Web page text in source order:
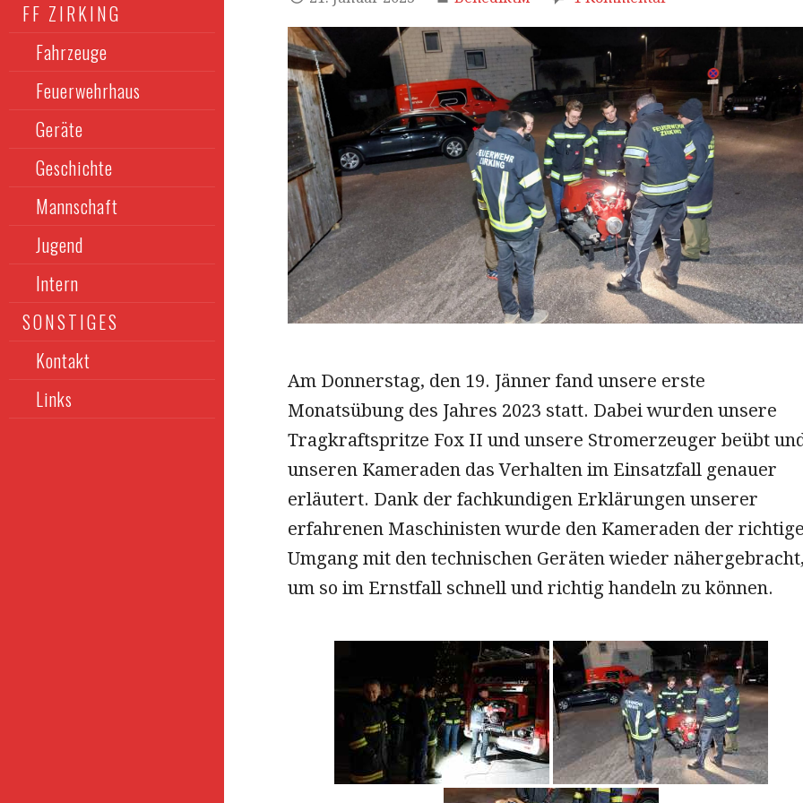
FF ZIRKING
Fahrzeuge
Feuerwehrhaus
Geräte
Geschichte
Mannschaft
Jugend
Intern
SONSTIGES
Kontakt
Links
Am Donnerstag, den 19. Jänner fand unsere erste
Monatsübung des Jahres 2023 statt. Dabei wurden unsere
Tragkraftspritze Fox II und unsere Stromerzeuger beübt
unseren Kameraden das Verhalten im Einsatzfall genauer
erläutert. Dank der fachkundigen Erklärungen unserer
erfahrenen Maschinisten wurde den Kameraden der
Umgang mit den technischen Geräten wieder
um so im Ernstfall schnell und richtig handeln zu können.